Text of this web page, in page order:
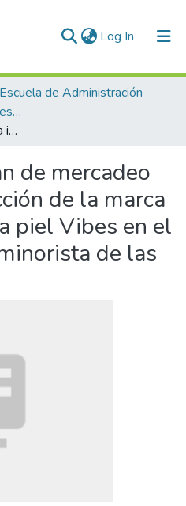
Log In (current)
Escuela de Administración
Maestría en Mercadeo (tesis)
Plan de mercadeo para la introducción de la marca de cuidado de la piel Vibes en el canal de venta minorista de las farmacias
de mercadeo
de la marca
piel Vibes en el
de las